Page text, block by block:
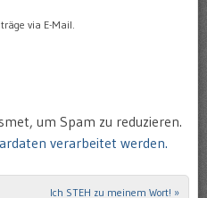
via E-Mail.
um Spam zu reduzieren.
verarbeitet werden.
Ich STEH zu meinem Wort! »